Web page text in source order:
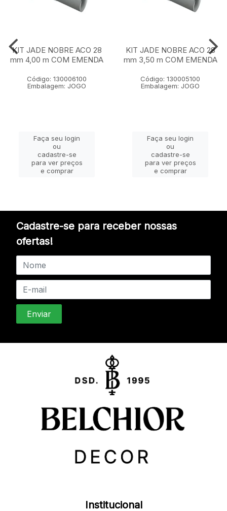
KIT JADE NOBRE ACO 28
mm 4,00 m COM EMENDA
Código: 130006100
Embalagem: JOGO
Faça seu login
ou
cadastre-se
para ver preços
e comprar
KIT JADE NOBRE ACO 28
mm 3,50 m COM EMENDA
Código: 130005100
Embalagem: JOGO
Faça seu login
ou
cadastre-se
para ver preços
e comprar
Cadastre-se para receber nossas
ofertas!
Institucional